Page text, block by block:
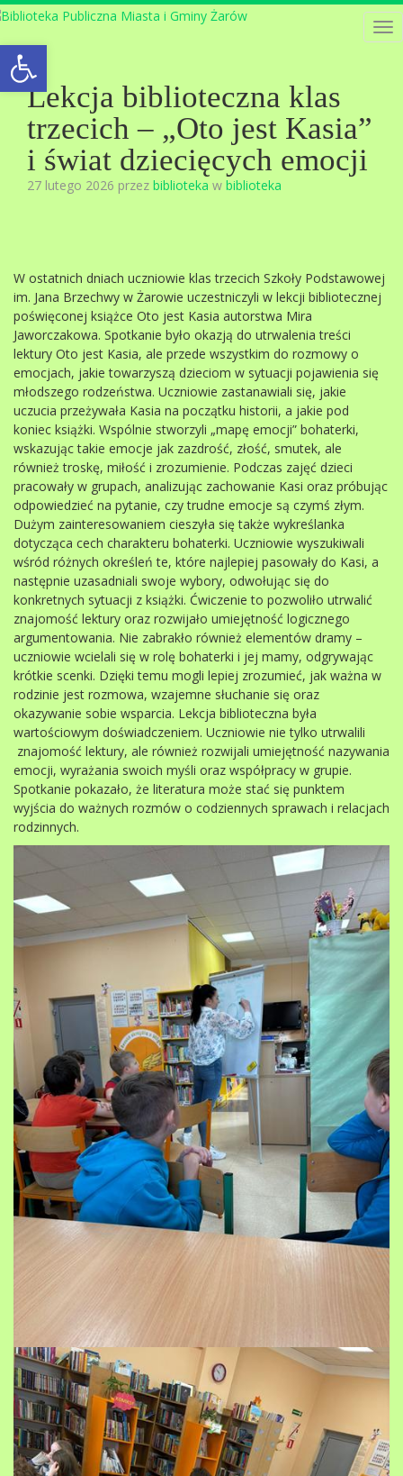
Open toolbar
Lekcja biblioteczna klas
trzecich – „Oto jest Kasia”
i świat dziecięcych emocji
27 lutego 2026 przez biblioteka w biblioteka
W ostatnich dniach uczniowie klas trzecich Szkoły Podstawowej
im. Jana Brzechwy w Żarowie uczestniczyli w lekcji bibliotecznej
poświęconej książce Oto jest Kasia autorstwa Mira
Jaworczakowa. Spotkanie było okazją do utrwalenia treści
lektury Oto jest Kasia, ale przede wszystkim do rozmowy o
emocjach, jakie towarzyszą dzieciom w sytuacji pojawienia się
młodszego rodzeństwa. Uczniowie zastanawiali się, jakie
uczucia przeżywała Kasia na początku historii, a jakie pod
koniec książki. Wspólnie stworzyli „mapę emocji” bohaterki,
wskazując takie emocje jak zazdrość, złość, smutek, ale
również troskę, miłość i zrozumienie. Podczas zajęć dzieci
pracowały w grupach, analizując zachowanie Kasi oraz próbując
odpowiedzieć na pytanie, czy trudne emocje są czymś złym.
Dużym zainteresowaniem cieszyła się także wykreślanka
dotycząca cech charakteru bohaterki. Uczniowie wyszukiwali
wśród różnych określeń te, które najlepiej pasowały do Kasi, a
następnie uzasadniali swoje wybory, odwołując się do
konkretnych sytuacji z książki. Ćwiczenie to pozwoliło utrwalić
znajomość lektury oraz rozwijało umiejętność logicznego
argumentowania. Nie zabrakło również elementów dramy –
uczniowie wcielali się w rolę bohaterki i jej mamy, odgrywając
krótkie scenki. Dzięki temu mogli lepiej zrozumieć, jak ważna w
rodzinie jest rozmowa, wzajemne słuchanie się oraz
okazywanie sobie wsparcia. Lekcja biblioteczna była
wartościowym doświadczeniem. Uczniowie nie tylko utrwalili
znajomość lektury, ale również rozwijali umiejętność nazywania
emocji, wyrażania swoich myśli oraz współpracy w grupie.
Spotkanie pokazało, że literatura może stać się punktem
wyjścia do ważnych rozmów o codziennych sprawach i relacjach
rodzinnych.